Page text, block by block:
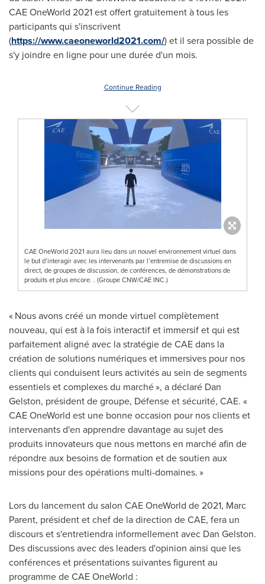
CAE OneWorld 2021 est offert gratuitement à tous les
participants qui s'inscrivent
(https://www.caeoneworld2021.com/) et il sera possible de
s'y joindre en ligne pour une durée d'un mois.
Continue Reading
CAE OneWorld 2021 aura lieu dans un nouvel environnement virtuel dans
le but d’interagir avec les intervenants par l’entremise de discussions en
direct, de groupes de discussion, de conférences, de démonstrations de
produits et plus encore. . (Groupe CNW/CAE INC.)
« Nous avons créé un monde virtuel complètement
nouveau, qui est à la fois interactif et immersif et qui est
parfaitement aligné avec la stratégie de CAE dans la
création de solutions numériques et immersives pour nos
clients qui conduisent leurs activités au sein de segments
essentiels et complexes du marché », a déclaré Dan
Gelston, président de groupe, Défense et sécurité, CAE. «
CAE OneWorld est une bonne occasion pour nos clients et
intervenants d'en apprendre davantage au sujet des
produits innovateurs que nous mettons en marché afin de
répondre aux besoins de formation et de soutien aux
missions pour des opérations multi-domaines. »
Lors du lancement du salon CAE OneWorld de 2021, Marc
Parent, président et chef de la direction de CAE, fera un
discours et s'entretiendra informellement avec Dan Gelston.
Des discussions avec des leaders d'opinion ainsi que les
conférences et présentations suivantes figurent au
programme de CAE OneWorld :